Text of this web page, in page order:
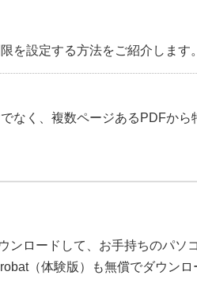
を設定する方法をご紹介します。
なく、複数ページあるPDFから
ンロードして、お手持ちのパソ
（体験版）も無償でダウンロ